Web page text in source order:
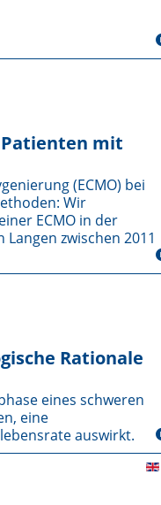
mit
(ECMO) bei
Wir
ECMO in der
zwischen 2011
Rationale
eines schweren
eine
auswirkt.